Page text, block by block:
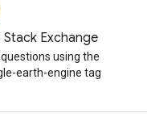
Stack Exchange
using the
earth-engine tag